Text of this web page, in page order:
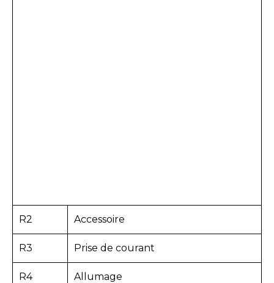
R2 Accessoire
R3 Prise de courant
R4 Allumage